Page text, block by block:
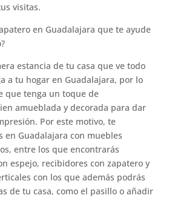
visitas.
en Guadalajara que te ayude
estancia de tu casa que ve todo
a tu hogar en Guadalajara, por lo
que tenga un toque de
amueblada y decorada para dar
Por este motivo, te
en Guadalajara con muebles
entre los que encontrarás
espejo, recibidores con zapatero y
con los que además podrás
de tu casa, como el pasillo o añadir